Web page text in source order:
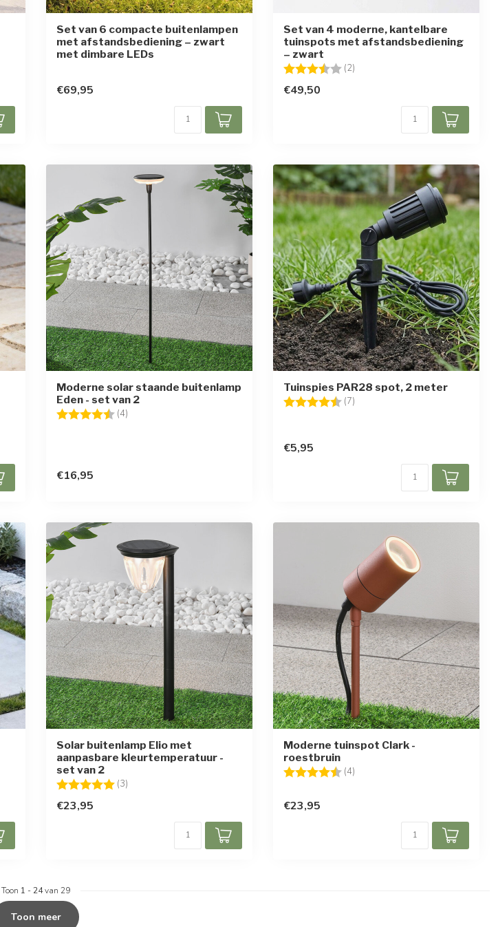
Set van 6 compacte buitenlampen
met afstandsbediening – zwart
met dimbare LEDs
€69,95
Set van 4 moderne, kantelbare
tuinspots met afstandsbediening
– zwart
Beoordeling: (2)
€49,50
Moderne solar staande buitenlamp
Eden - set van 2
Beoordeling: (4)
€16,95
Tuinspies PAR28 spot, 2 meter
Beoordeling: (7)
€5,95
Solar buitenlamp Elio met
aanpasbare kleurtemperatuur -
set van 2
Beoordeling: (3)
€23,95
Moderne tuinspot Clark -
roestbruin
Beoordeling: (4)
€23,95
Toon 1 - 24van 29
Toon meer